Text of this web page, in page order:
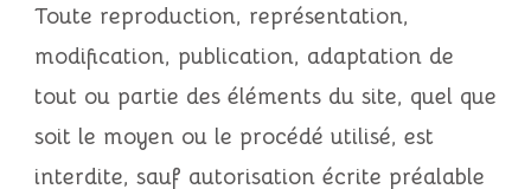
Toute reproduction, représentation,
modification, publication, adaptation de
tout ou partie des éléments du site, quel que
soit le moyen ou le procédé utilisé, est
interdite, sauf autorisation écrite préalable